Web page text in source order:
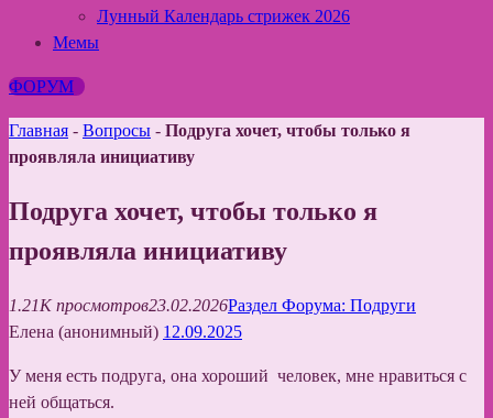
Лунный Календарь стрижек 2026
Мемы
ФОРУМ
Главная - Вопросы - Подруга хочет, чтобы только я
проявляла инициативу
Подруга хочет, чтобы только я
проявляла инициативу
1.21K просмотров23.02.2026Раздел Форума: Подруги
Елена (анонимный) 12.09.2025
У меня есть подруга, она хороший человек, мне нравиться с
ней общаться.